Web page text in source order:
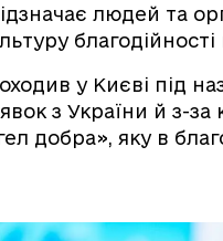
людей та
у Києві під
з України й з-
добра», яку в